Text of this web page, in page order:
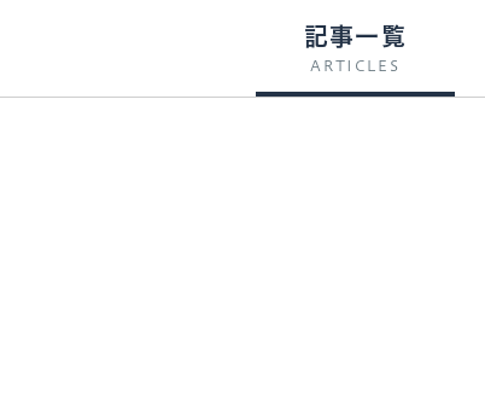
記事一覧
ARTICLES